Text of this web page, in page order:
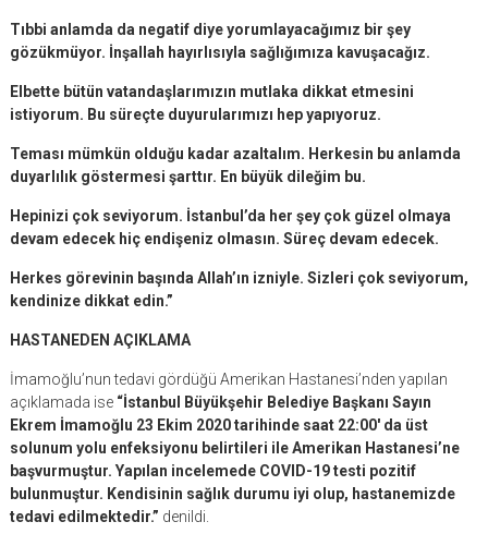
Tıbbi anlamda da negatif diye yorumlayacağımız bir şey
gözükmüyor. İnşallah hayırlısıyla sağlığımıza kavuşacağız.
Elbette bütün vatandaşlarımızın mutlaka dikkat etmesini
istiyorum. Bu süreçte duyurularımızı hep yapıyoruz.
Teması mümkün olduğu kadar azaltalım. Herkesin bu anlamda
duyarlılık göstermesi şarttır. En büyük dileğim bu.
Hepinizi çok seviyorum. İstanbul’da her şey çok güzel olmaya
devam edecek hiç endişeniz olmasın. Süreç devam edecek.
Herkes görevinin başında Allah’ın izniyle. Sizleri çok seviyorum,
kendinize dikkat edin.”
HASTANEDEN AÇIKLAMA
İmamoğlu’nun tedavi gördüğü Amerikan Hastanesi’nden yapılan
açıklamada ise “İstanbul Büyükşehir Belediye Başkanı Sayın
Ekrem İmamoğlu 23 Ekim 2020 tarihinde saat 22:00′ da üst
solunum yolu enfeksiyonu belirtileri ile Amerikan Hastanesi’ne
başvurmuştur. Yapılan incelemede COVID-19 testi pozitif
bulunmuştur. Kendisinin sağlık durumu iyi olup, hastanemizde
tedavi edilmektedir.” denildi.